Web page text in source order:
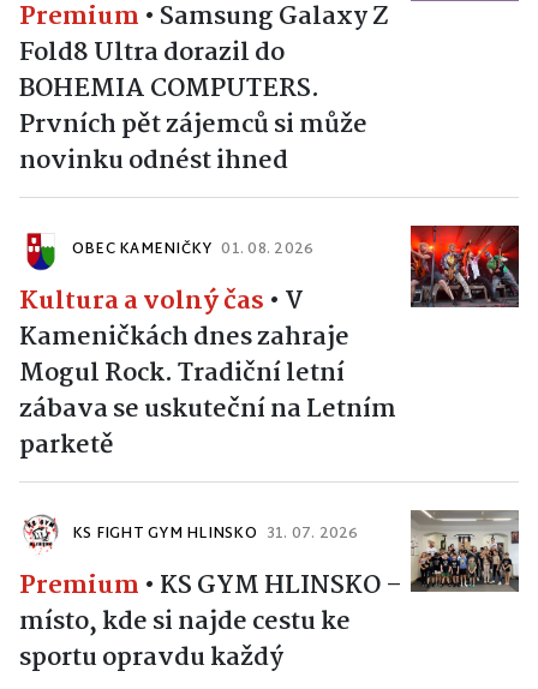
Premium • Samsung Galaxy Z
Fold8 Ultra dorazil do
BOHEMIA COMPUTERS.
Prvních pět zájemců si může
novinku odnést ihned
OBEC KAMENIČKY 01. 08. 2026
Kultura a volný čas • V
Kameničkách dnes zahraje
Mogul Rock. Tradiční letní
zábava se uskuteční na Letním
parketě
KS FIGHT GYM HLINSKO 31. 07. 2026
Premium • KS GYM HLINSKO –
místo, kde si najde cestu ke
sportu opravdu každý